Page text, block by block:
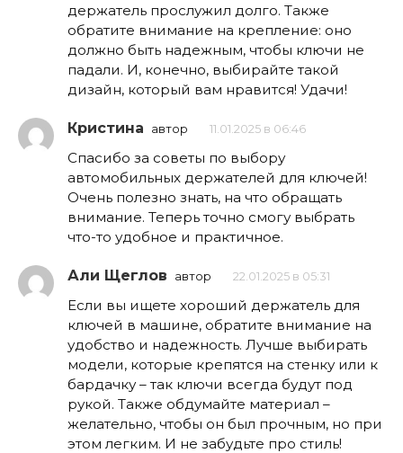
держатель прослужил долго. Также
обратите внимание на крепление: оно
должно быть надежным, чтобы ключи не
падали. И, конечно, выбирайте такой
дизайн, который вам нравится! Удачи!
Кристина автор 11.01.2025 в 06:46
Спасибо за советы по выбору
автомобильных держателей для ключей!
Очень полезно знать, на что обращать
внимание. Теперь точно смогу выбрать
что-то удобное и практичное.
Али Щеглов автор 22.01.2025 в 05:31
Если вы ищете хороший держатель для
ключей в машине, обратите внимание на
удобство и надежность. Лучше выбирать
модели, которые крепятся на стенку или к
бардачку – так ключи всегда будут под
рукой. Также обдумайте материал –
желательно, чтобы он был прочным, но при
этом легким. И не забудьте про стиль!